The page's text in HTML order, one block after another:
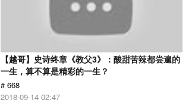
【越哥】史诗终章《教父3》：酸甜苦辣都尝遍的
一生，算不算是精彩的一生？
# 668
2018-09-14 02:47